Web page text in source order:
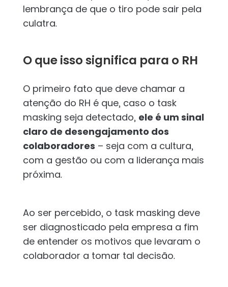
lembrança de que o tiro pode sair pela
culatra.
O que isso significa para o RH
O primeiro fato que deve chamar a
atenção do RH é que, caso o task
masking seja detectado, ele é um sinal
claro de desengajamento dos
colaboradores – seja com a cultura,
com a gestão ou com a liderança mais
próxima.
Ao ser percebido, o task masking deve
ser diagnosticado pela empresa a fim
de entender os motivos que levaram o
colaborador a tomar tal decisão.